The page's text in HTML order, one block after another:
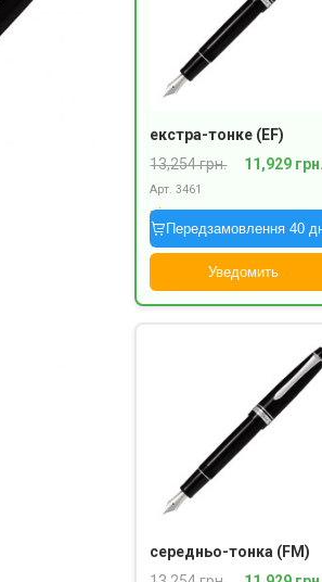
екстра-тонке (EF)
13,254 грн.
11,929 грн.
Арт. 3461
під замовлення
Передзамовлення 40
Уведомить
середньо-тонка (FM)